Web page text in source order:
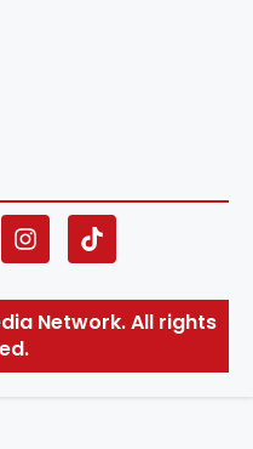
Network. All rights